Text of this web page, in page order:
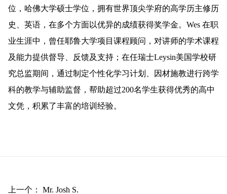
位，哈佛大学硕士学位，拥有世界顶尖学府的高学历主修历
史、英语，在多个方面以优异的成绩获得奖学金。Wes 在职
业生涯中，曾任耶鲁大学项目课程顾问，对讲师的学术课程
及能力提供督导、反馈及支持；在任瑞士Leysin美国学校研
究总监期间，通过制定个性化学习计划、因材施教进行跨学
科的教学与辅助监督，帮助超过200名学生获得优秀的高中
文凭，积累了丰富的培训经验。
上一个： Mr. Josh S.